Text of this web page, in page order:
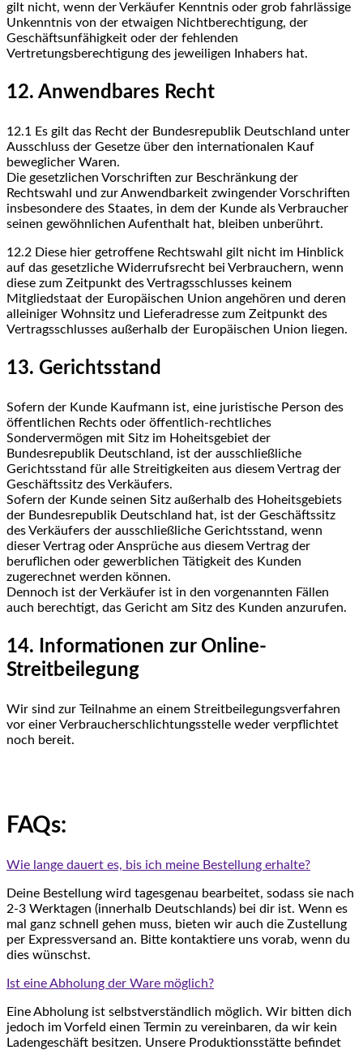
gilt nicht, wenn der Verkäufer Kenntnis oder grob fahrlässige
Unkenntnis von der etwaigen Nichtberechtigung, der
Geschäftsunfähigkeit oder der fehlenden
Vertretungsberechtigung des jeweiligen Inhabers hat.
12. Anwendbares Recht
12.1 Es gilt das Recht der Bundesrepublik Deutschland unter
Ausschluss der Gesetze über den internationalen Kauf
beweglicher Waren.
Die gesetzlichen Vorschriften zur Beschränkung der
Rechtswahl und zur Anwendbarkeit zwingender Vorschriften
insbesondere des Staates, in dem der Kunde als Verbraucher
seinen gewöhnlichen Aufenthalt hat, bleiben unberührt.
12.2 Diese hier getroffene Rechtswahl gilt nicht im Hinblick
auf das gesetzliche Widerrufsrecht bei Verbrauchern, wenn
diese zum Zeitpunkt des Vertragsschlusses keinem
Mitgliedstaat der Europäischen Union angehören und deren
alleiniger Wohnsitz und Lieferadresse zum Zeitpunkt des
Vertragsschlusses außerhalb der Europäischen Union liegen.
13. Gerichtsstand
Sofern der Kunde Kaufmann ist, eine juristische Person des
öffentlichen Rechts oder öffentlich-rechtliches
Sondervermögen mit Sitz im Hoheitsgebiet der
Bundesrepublik Deutschland, ist der ausschließliche
Gerichtsstand für alle Streitigkeiten aus diesem Vertrag der
Geschäftssitz des Verkäufers.
Sofern der Kunde seinen Sitz außerhalb des Hoheitsgebiets
der Bundesrepublik Deutschland hat, ist der Geschäftssitz
des Verkäufers der ausschließliche Gerichtsstand, wenn
dieser Vertrag oder Ansprüche aus diesem Vertrag der
beruflichen oder gewerblichen Tätigkeit des Kunden
zugerechnet werden können.
Dennoch ist der Verkäufer ist in den vorgenannten Fällen
auch berechtigt, das Gericht am Sitz des Kunden anzurufen.
14. Informationen zur Online-
Streitbeilegung
Wir sind zur Teilnahme an einem Streitbeilegungsverfahren
vor einer Verbraucherschlichtungsstelle weder verpflichtet
noch bereit.
FAQs:
Wie lange dauert es, bis ich meine Bestellung erhalte?
Deine Bestellung wird tagesgenau bearbeitet, sodass sie nach
2-3 Werktagen (innerhalb Deutschlands) bei dir ist. Wenn es
mal ganz schnell gehen muss, bieten wir auch die Zustellung
per Expressversand an. Bitte kontaktiere uns vorab, wenn du
dies wünschst.
Ist eine Abholung der Ware möglich?
Eine Abholung ist selbstverständlich möglich. Wir bitten dich
jedoch im Vorfeld einen Termin zu vereinbaren, da wir kein
Ladengeschäft besitzen. Unsere Produktionsstätte befindet